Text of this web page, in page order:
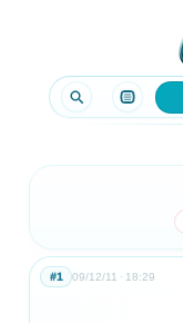
09/12/11 18:29
#1